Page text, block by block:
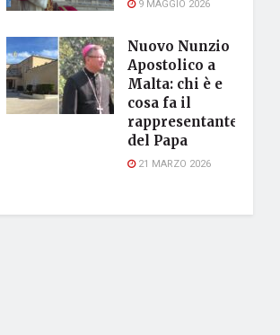
9 MAGGIO 2026
Nuovo Nunzio
Apostolico a
Malta: chi è e
cosa fa il
rappresentante
del Papa
21 MARZO 2026